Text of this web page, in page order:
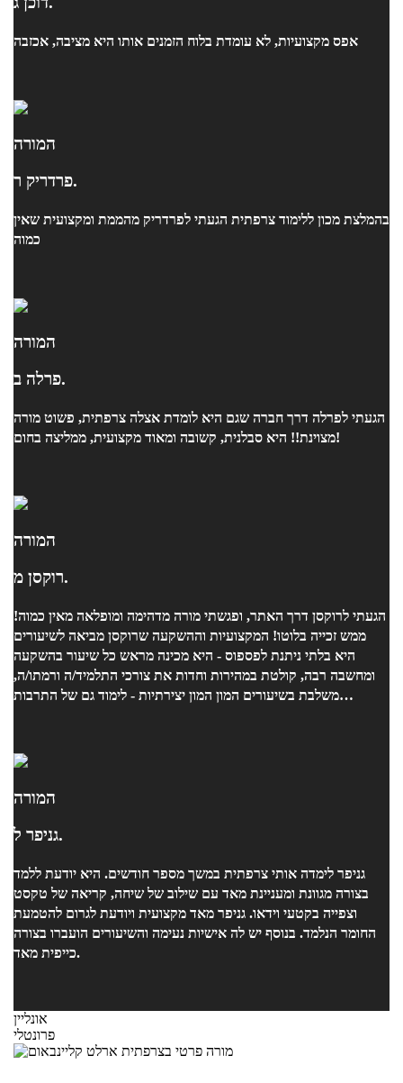
אפס מקצועיות, לא עומדת בלוח הזמנים אותו היא מציבה, אכזבה
המורה
פרדריק ר.
בהמלצת מכון ללימוד צרפתית הגעתי לפרדריק מהממת ומקצועית שאין
כמוה
המורה
פרלה ב.
הגעתי לפרלה דרך חברה שגם היא לומדת אצלה צרפתית, פשוט מורה
מצוינת!! היא סבלנית, קשובה ומאוד מקצועית, ממליצה בחום!
המורה
רוקסן מ.
הגעתי לרוקסן דרך האתר, ופגשתי מורה מדהימה ומופלאה מאין כמוה!
ממש זכייה בלוטו! המקצועיות וההשקעה שרוקסן מביאה לשיעורים
היא בלתי ניתנת לפספוס - היא מכינה מראש כל שיעור בהשקעה
ומחשבה רבה, קולטת במהירות וחדות את צורכי התלמיד/ה ורמתו/ה,
משלבת בשיעורים המון המון יצירתיות - לימוד גם של התרבות
תחושה של אותנטיות ומקצועיות שמתאימה את עצמה מתלמיד
מיוחדת, חכמה, מצחיקה, רגישה ונעימה. יצאתי מהשיעורים עם ביטחון
המורה
גניפר ל.
גניפר לימדה אותי צרפתית במשך מספר חודשים. היא יודעת ללמד
בצורה מגוונת ומעניינת מאד עם שילוב של שיחה, קריאה של טקסט
וצפייה בקטעי וידאו. גניפר מאד מקצועית ויודעת לגרום להטמעת
החומר הנלמד. בנוסף יש לה אישיות נעימה והשיעורים הועברו בצורה
כייפית מאד.
אונליין
פרונטלי